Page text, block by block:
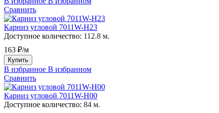
Сравнить
Карниз угловой 7011W-H23
Доступное количество: 112.8 м.
163 ₽/м
Купить
В избранное В избранном
Сравнить
Карниз угловой 7011W-H00
Доступное количество: 84 м.